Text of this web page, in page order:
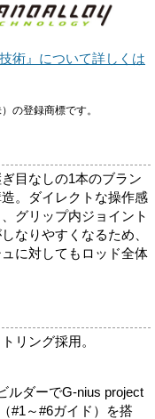
術』について詳しくは
の登録商標です。
目なしの1本のブラン
。ダイレクトな操作感
グリップ内ジョイント
なりやすくなるため、
に対してもロッド全体
リング採用。
ルダーでG-nius project
#1～#6ガイド）を搭